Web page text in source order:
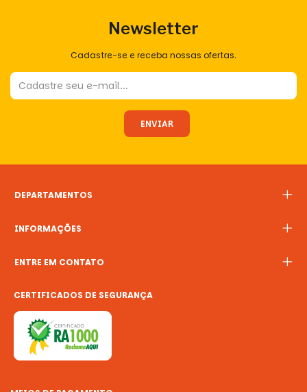
Newsletter
Cadastre-se e receba nossas ofertas.
DEPARTAMENTOS
INFORMAÇÕES
ENTRE EM CONTATO
CERTIFICADOS DE SEGURANÇA